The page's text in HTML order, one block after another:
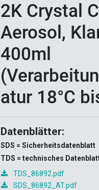
2K Crystal
Aerosol,
400ml
atur 18°C
Datenblätter:
SDS = Sicherheitsdatenblatt
TDS = technisches
TDS_86892.pdf
SDS_86892_AT.pdf